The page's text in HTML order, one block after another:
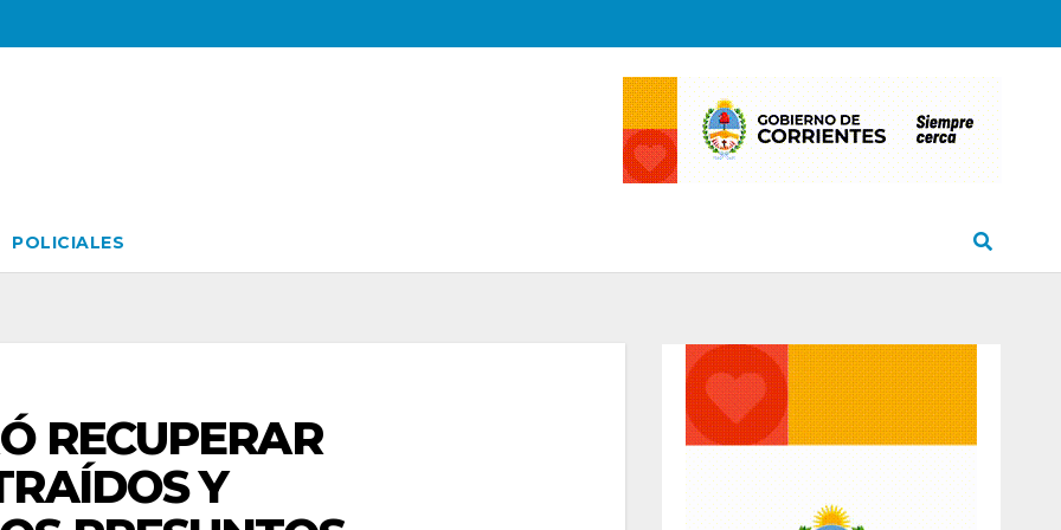
POLICIALES
RECUPERAR
Y